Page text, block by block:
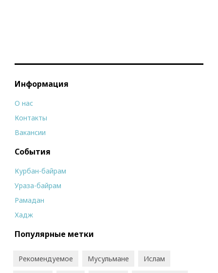
Информация
О нас
Контакты
Вакансии
События
Курбан-байрам
Ураза-байрам
Рамадан
Хадж
Популярные метки
Рекомендуемое Мусульмане Ислам